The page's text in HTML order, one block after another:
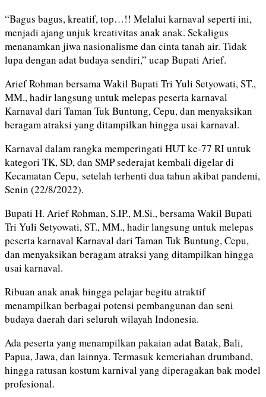
“Bagus bagus, kreatif, top…!! Melalui karnaval seperti ini,
menjadi ajang unjuk kreativitas anak anak. Sekaligus
menanamkan jiwa nasionalisme dan cinta tanah air. Tidak
lupa dengan adat budaya sendiri,” ucap Bupati Arief.
Arief Rohman bersama Wakil Bupati Tri Yuli Setyowati, ST.,
MM., hadir langsung untuk melepas peserta karnaval
Karnaval dari Taman Tuk Buntung, Cepu, dan menyaksikan
beragam atraksi yang ditampilkan hingga usai karnaval.
Karnaval dalam rangka memperingati HUT ke-77 RI untuk
kategori TK, SD, dan SMP sederajat kembali digelar di
Kecamatan Cepu, setelah terhenti dua tahun akibat pandemi,
Senin (22/8/2022).
Bupati H. Arief Rohman, S.IP., M.Si., bersama Wakil Bupati
Tri Yuli Setyowati, ST., MM., hadir langsung untuk melepas
peserta karnaval Karnaval dari Taman Tuk Buntung, Cepu,
dan menyaksikan beragam atraksi yang ditampilkan hingga
usai karnaval.
Ribuan anak anak hingga pelajar begitu atraktif
menampilkan berbagai potensi pembangunan dan seni
budaya daerah dari seluruh wilayah Indonesia.
Ada peserta yang menampilkan pakaian adat Batak, Bali,
Papua, Jawa, dan lainnya. Termasuk kemeriahan drumband,
hingga ratusan kostum karnival yang diperagakan bak model
profesional.